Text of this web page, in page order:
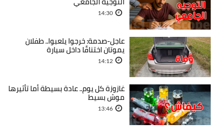
14:30
عاجل-صدمة: خرجوا يلعبوا.. طفلان
يموتان اختناقًا داخل سيارة
14:12
غازوزة كل يوم.. عادة بسيطة أما تأثيرها
موش بسيط
13:46